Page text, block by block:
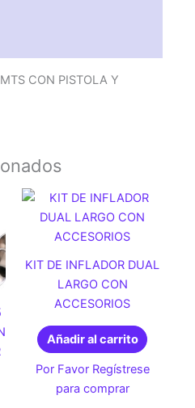
CON PISTOLA Y
KIT DE INFLADOR DUAL
LARGO CON
ACCESORIOS
Añadir al carrito
Por Favor Regístrese
para comprar